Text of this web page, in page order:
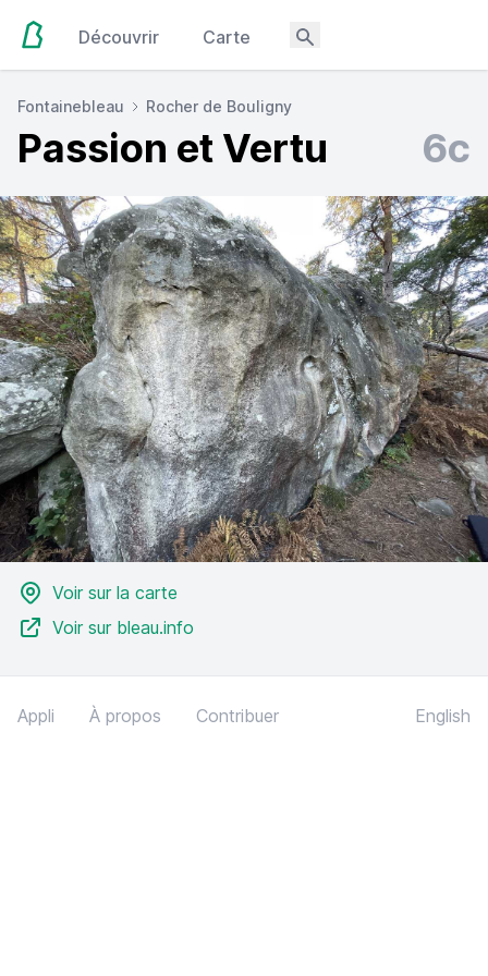
Découvrir Carte
Fontainebleau Rocher de Bouligny
Passion et Vertu 6c
Voir sur la carte
Voir sur bleau.info
Appli À propos Contribuer English